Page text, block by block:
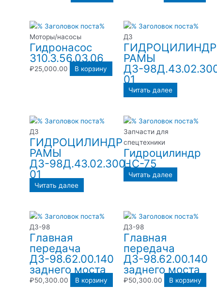
Моторы/насосы
Гидронасос
310.3.56.03.06
₽25,000.00 В корзину
ДЗ
ГИДРОЦИЛИНДР
РАМЫ
ДЗ-
01
Читать далее
ДЗ
ГИДРОЦИЛИНДР
РАМЫ
ДЗ-98Д.43.02.300-
01
Читать далее
Запчасти для
спецтехники
Гидроцилиндр
ЦС-75
Читать далее
ДЗ-98
Главная
передача
ДЗ-98.62.00.140
заднего моста
₽50,300.00 В корзину
ДЗ-98
Главная
передача
ДЗ-98.62.00.140
заднего моста
₽50,300.00 В корзину